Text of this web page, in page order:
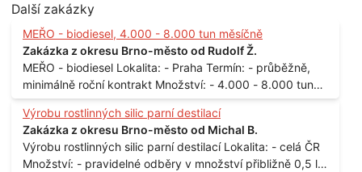
Další zakázky
MEŘO - biodiesel, 4.000 - 8.000 tun měsíčně
Zakázka z okresu Brno-město od Rudolf Ž.
MEŘO - biodiesel Lokalita: - Praha Termín: - průběžně,
minimálně roční kontrakt Množství: - 4.000 - 8.000 tun
měsíčně
Výrobu rostlinných silic parní destilací
Zakázka z okresu Brno-město od Michal B.
Výrobu rostlinných silic parní destilací Lokalita: - celá ČR
Množství: - pravidelné odběry v množství přibližně 0,5 l